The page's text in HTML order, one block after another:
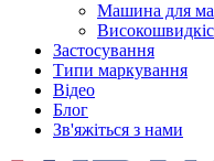
Машина для
Застосування
Типи маркування
Відео
Блог
Зв'яжіться з нами